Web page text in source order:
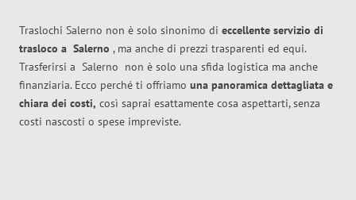
Traslochi Salerno non è solo sinonimo di eccellente servizio di
trasloco a Salerno , ma anche di prezzi trasparenti ed equi.
Trasferirsi a Salerno non è solo una sfida logistica ma anche
finanziaria. Ecco perché ti offriamo una panoramica dettagliata e
chiara dei costi, così saprai esattamente cosa aspettarti, senza
costi nascosti o spese impreviste.